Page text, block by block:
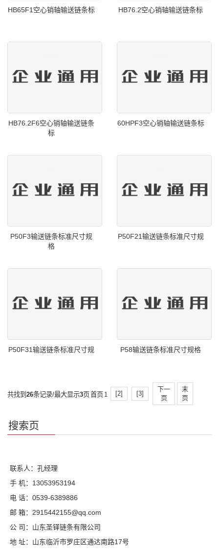
HB65F1空心销轴输送链条标 HB76.2空心销轴输送链条标
HB76.2F6空心销轴输送链条
标
60HPF3空心销轴输送链条标
P50F3输送链条标准尺寸规
格
P50F21输送链条标准尺寸规
P50F31输送链条标准尺寸规 P58输送链条标准尺寸规格
共找到 26条记录/最大显示3页 首页 1 [2] [3]
下一
页
末
页
搜索页
联系人：孔经理
手 机：13053953194
电 话：0539-6389886
邮 箱：2915442155@qq.com
公 司：山东圣铎链条有限公司
地 址：山东临沂市罗庄区通达南路17号